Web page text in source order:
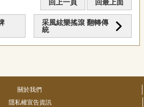
回上一頁 回最上面
采風絃樂搖滾 翻轉傳
統
關於我們
隱私權宣告資訊